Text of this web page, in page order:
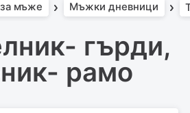
мъже Мъжки дневници
гърди,
рамо